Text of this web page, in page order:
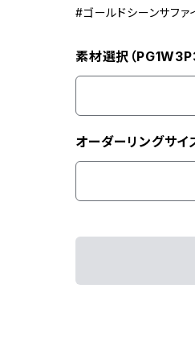
#ゴールドシーンサファ
素材選択（
オーダーリングサイ